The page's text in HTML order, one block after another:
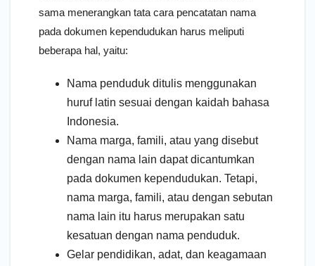
sama menerangkan tata cara pencatatan nama
pada dokumen kependudukan harus meliputi
beberapa hal, yaitu:
Nama penduduk ditulis menggunakan
huruf latin sesuai dengan kaidah bahasa
Indonesia.
Nama marga, famili, atau yang disebut
dengan nama lain dapat dicantumkan
pada dokumen kependudukan. Tetapi,
nama marga, famili, atau dengan sebutan
nama lain itu harus merupakan satu
kesatuan dengan nama penduduk.
Gelar pendidikan, adat, dan keagamaan